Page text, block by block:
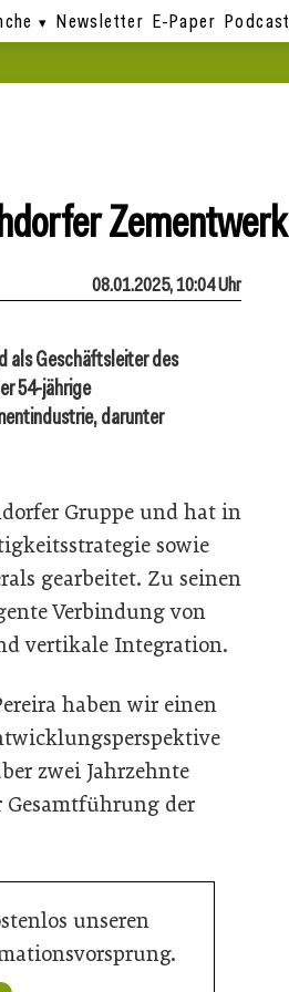
Newsletter E-Paper Podcast
Zementwerk
08.01.2025, 10:04 Uhr
als Geschäftsleiter des
54-jährige
darunter
Gruppe und hat in
sowie
gearbeitet. Zu seinen
Verbindung von
vertikale Integration.
haben wir einen
zwei Jahrzehnte
der
unseren